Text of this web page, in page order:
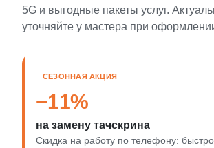
5G и выгодные пакеты услуг.
уточняйте у мастера при
СЕЗОННАЯ АКЦИЯ
−11%
на замену тачскрина
Скидка на работу по телефону: быстро